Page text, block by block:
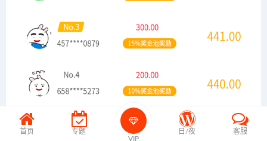
首页
专题
VIP
日/夜 客服